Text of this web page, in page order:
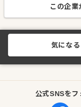
この企
気になる
公式SNSをフ